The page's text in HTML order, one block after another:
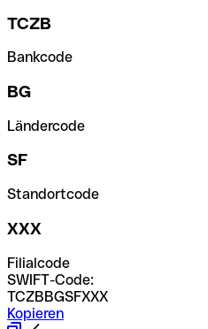
TCZB
Bankcode
BG
Ländercode
SF
Standortcode
XXX
Filialcode
SWIFT-Code:
TCZBBGSFXXX
Kopieren